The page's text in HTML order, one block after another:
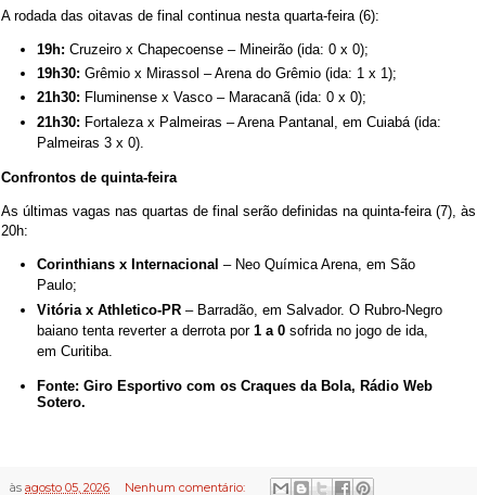
A rodada das oitavas de final continua nesta quarta-feira (6):
19h: Cruzeiro x Chapecoense – Mineirão (ida: 0 x 0);
19h30: Grêmio x Mirassol – Arena do Grêmio (ida: 1 x 1);
21h30: Fluminense x Vasco – Maracanã (ida: 0 x 0);
21h30: Fortaleza x Palmeiras – Arena Pantanal, em Cuiabá (ida:
Palmeiras 3 x 0).
Confrontos de quinta-feira
As últimas vagas nas quartas de final serão definidas na quinta-feira (7), às
20h:
Corinthians x Internacional – Neo Química Arena, em São
Paulo;
Vitória x Athletico-PR – Barradão, em Salvador. O Rubro-Negro
baiano tenta reverter a derrota por 1 a 0 sofrida no jogo de ida,
em Curitiba.
Fonte: Giro Esportivo com os Craques da Bola, Rádio Web
Sotero.
às agosto 05, 2026 Nenhum comentário: